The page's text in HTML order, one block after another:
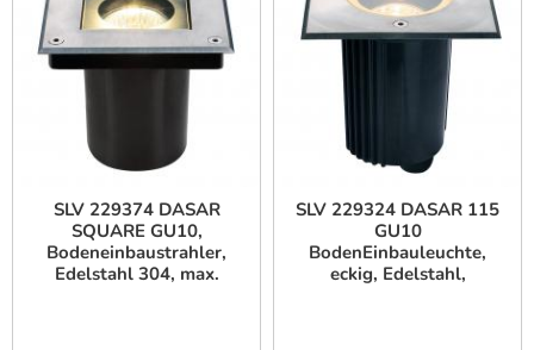
SLV 229374 DASAR
SQUARE GU10,
Bodeneinbaustrahler,
Edelstahl 304, max.
SLV 229324 DASAR 115
GU10
BodenEinbauleuchte,
eckig, Edelstahl,